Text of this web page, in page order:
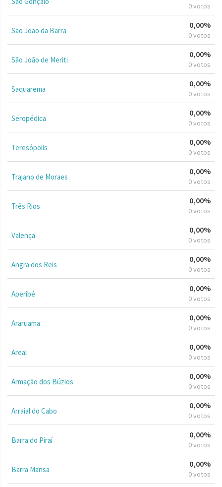
0 votos
São João da Barra
0,00%
0 votos
São João de Meriti
0,00%
0 votos
Saquarema
0,00%
0 votos
Seropédica
0,00%
0 votos
Teresópolis
0,00%
0 votos
Trajano de Moraes
0,00%
0 votos
Três Rios
0,00%
0 votos
Valença
0,00%
0 votos
Angra dos Reis
0,00%
0 votos
Aperibé
0,00%
0 votos
Araruama
0,00%
0 votos
Areal
0,00%
0 votos
Armação dos Búzios
0,00%
0 votos
Arraial do Cabo
0,00%
0 votos
Barra do Piraí
0,00%
0 votos
Barra Mansa
0,00%
0 votos